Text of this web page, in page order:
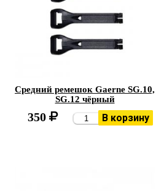
Средний ремешок Gaerne SG.10,
SG.12 чёрный
350 В корзину